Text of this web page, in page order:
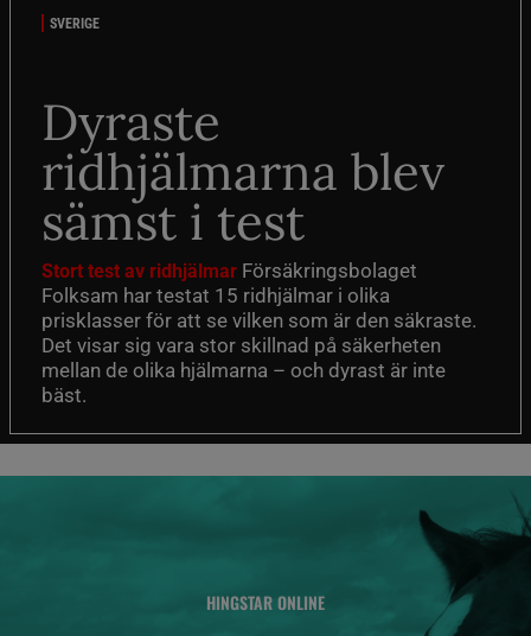
SVERIGE
Dyraste
ridhjälmarna blev
sämst i test
Stort test av ridhjälmar Försäkringsbolaget
Folksam har testat 15 ridhjälmar i olika
prisklasser för att se vilken som är den säkraste.
Det visar sig vara stor skillnad på säkerheten
mellan de olika hjälmarna – och dyrast är inte
bäst.
HINGSTAR ONLINE